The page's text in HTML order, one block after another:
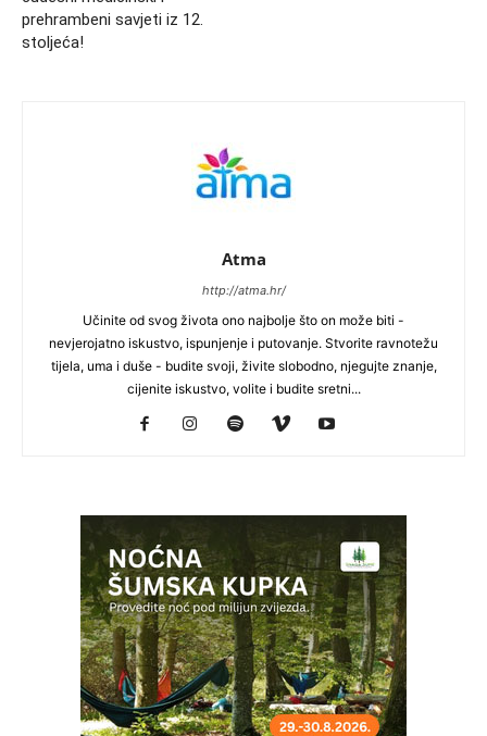
prehrambeni savjeti iz 12.
stoljeća!
Atma
http://atma.hr/
Učinite od svog života ono najbolje što on može biti -
nevjerojatno iskustvo, ispunjenje i putovanje. Stvorite ravnotežu
tijela, uma i duše - budite svoji, živite slobodno, njegujte znanje,
cijenite iskustvo, volite i budite sretni...